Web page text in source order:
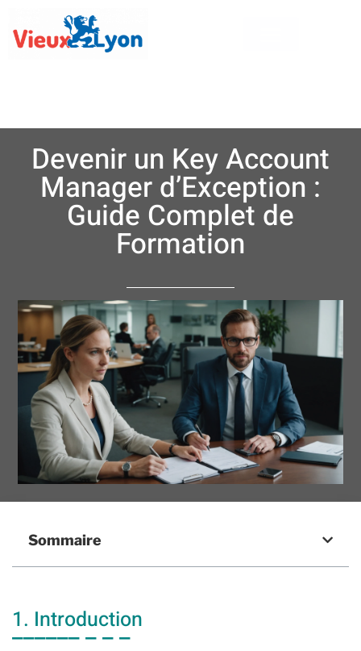
Devenir un Key Account
Manager d’Exception :
Guide Complet de
Formation
Sommaire
1. Introduction